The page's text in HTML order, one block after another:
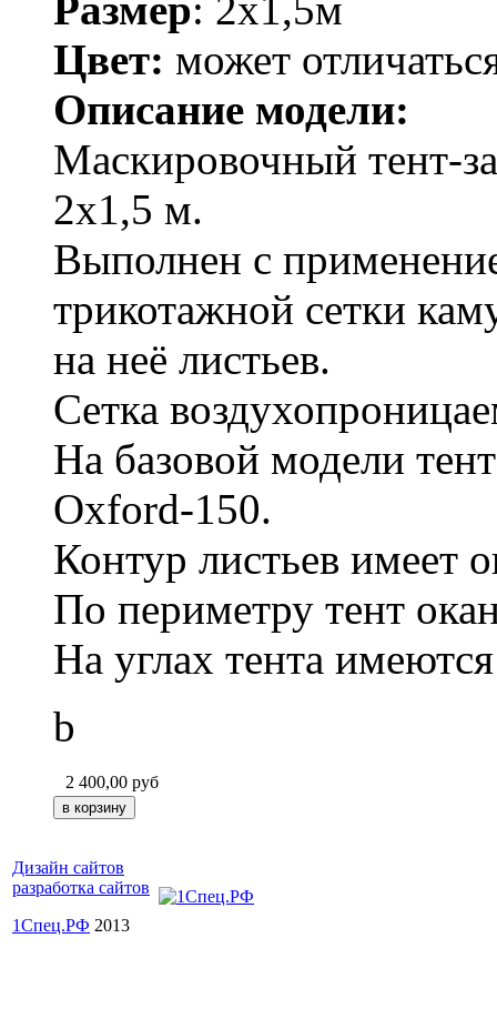
Цвет: может
Описание модели:
Маскировочный тент-
2х1,5 м.
Выполнен с
трикотажной сетки
на неё листьев.
Сетка
На базовой модели
Oxford-150.
Контур листьев имеет
По периметру тент
На углах тента
b
2 400,00 руб
Дизайн сайтов
разработка сайтов
1Спец.РФ 2013